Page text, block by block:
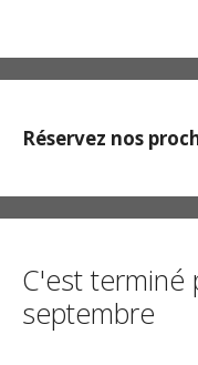
Réservez nos
C'est terminé
septembre